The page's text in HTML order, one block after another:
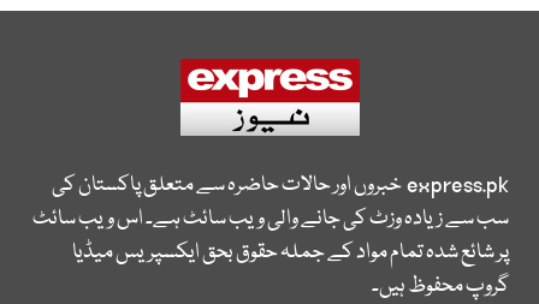
express.pkخبروں اور حالات حاضرہ سے متعلق پاکستان کی
سب سے زیادہ وزٹ کی جانے والی ویب سائٹ ہے۔ اس ویب سائٹ
پر شائع شدہ تمام مواد کے جملہ حقوق بحق ایکسپریس میڈیا
گروپ محفوظ ہیں۔